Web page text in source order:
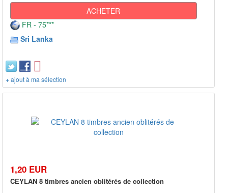
ACHETER
FR - 75***
Sri Lanka
+ ajout à ma sélection
1,20 EUR
CEYLAN 8 timbres ancien oblitérés de collection